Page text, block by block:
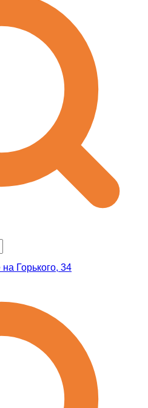
Горького, 34